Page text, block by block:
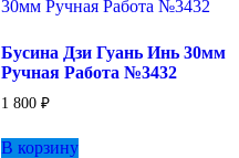
Бусина Дзи Гуань Инь 30мм
Ручная Работа №3432
1 800 ₽
В корзину